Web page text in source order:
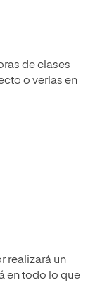
de clases
o verlas en
realizará un
en todo lo que